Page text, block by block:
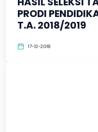
PRODI
T.A. 2018/2019
17-12-2018